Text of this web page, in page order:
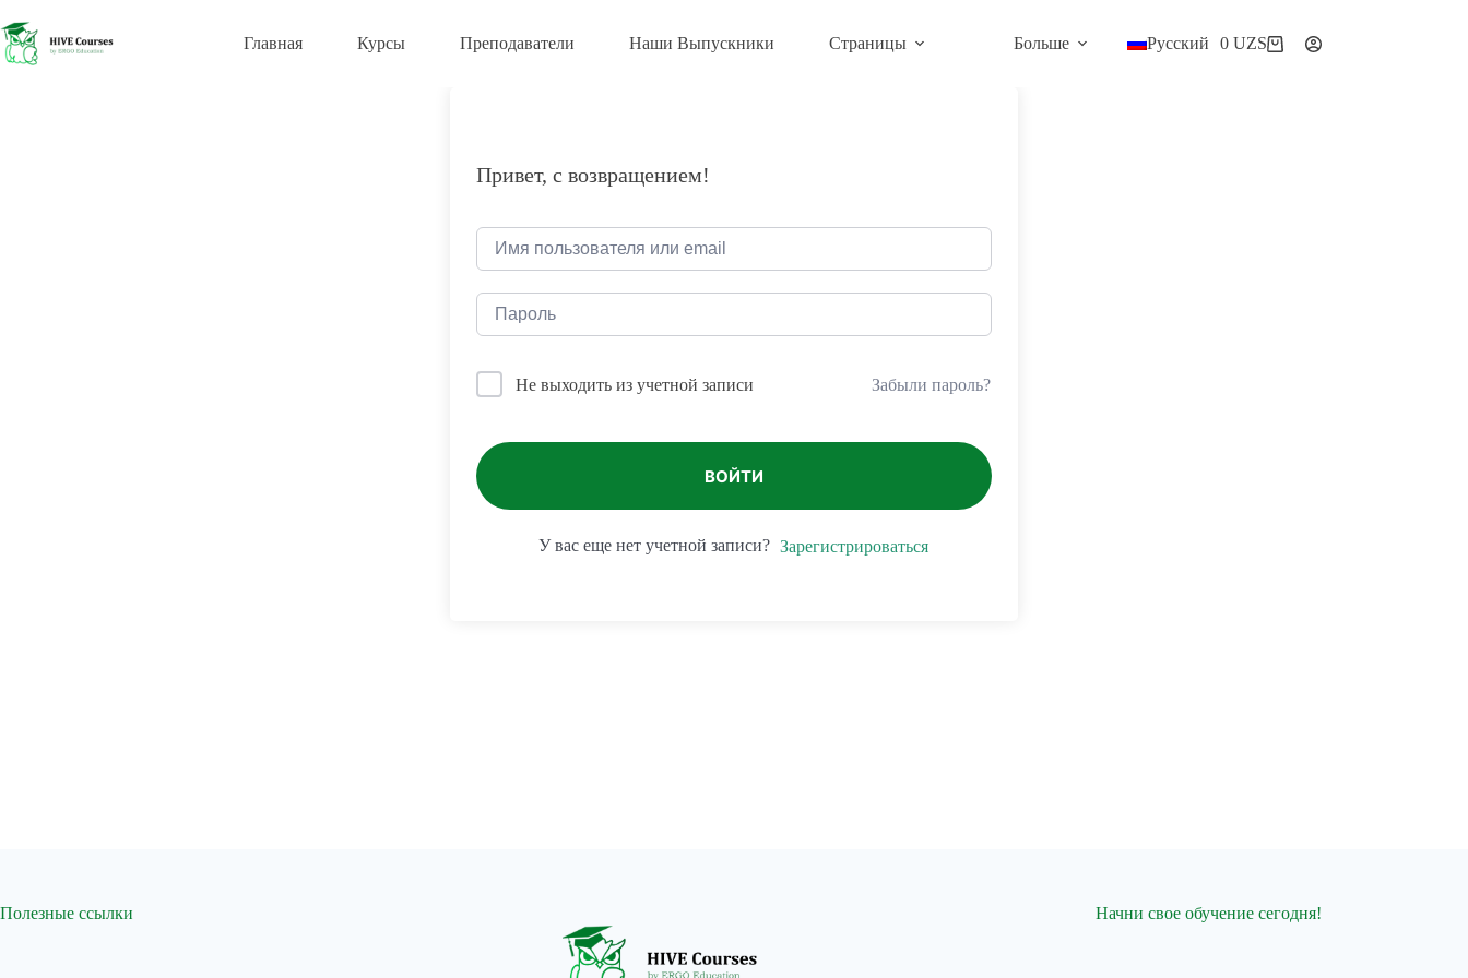
к
сути
Главная Курсы Преподаватели Наши Выпускники Страницы Больше Русский Корзина
0 UZS
Привет, с возвращением!
Не выходить из учетной записи Забыли пароль?
ВОЙТИ
У вас еще нет учетной записи? Зарегистрироваться
Полезные ссылки Начни свое обучение сегодня!